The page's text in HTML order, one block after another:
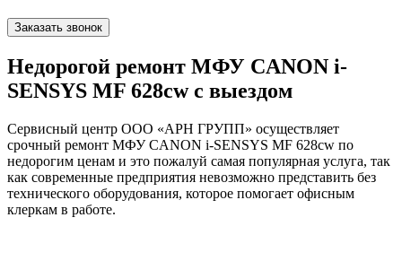
Заказать звонок
Недорогой ремонт МФУ CANON i-
SENSYS MF 628cw с выездом
Сервисный центр ООО «АРН ГРУПП» осуществляет
срочный ремонт МФУ CANON i-SENSYS MF 628cw по
недорогим ценам и это пожалуй самая популярная услуга, так
как современные предприятия невозможно представить без
технического оборудования, которое помогает офисным
клеркам в работе.